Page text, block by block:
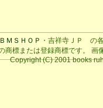
ＢＭＳＨＯＰ ・吉祥寺ＪＰ の
商標または登録商標です。 画
Copyright (C) 2001 books